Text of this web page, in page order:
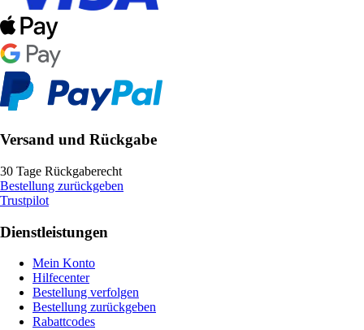
Versand und Rückgabe
30 Tage Rückgaberecht
Bestellung zurückgeben
Trustpilot
Dienstleistungen
Mein Konto
Hilfecenter
Bestellung verfolgen
Bestellung zurückgeben
Rabattcodes